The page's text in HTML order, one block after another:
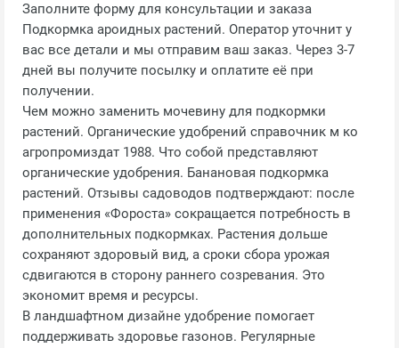
Заполните форму для консультации и заказа
Подкормка ароидных растений. Оператор уточнит у
вас все детали и мы отправим ваш заказ. Через 3-7
дней вы получите посылку и оплатите её при
получении.
Чем можно заменить мочевину для подкормки
растений. Органические удобрений справочник м ко
агропромиздат 1988. Что собой представляют
органические удобрения. Банановая подкормка
растений. Отзывы садоводов подтверждают: после
применения «Фороста» сокращается потребность в
дополнительных подкормках. Растения дольше
сохраняют здоровый вид, а сроки сбора урожая
сдвигаются в сторону раннего созревания. Это
экономит время и ресурсы.
В ландшафтном дизайне удобрение помогает
поддерживать здоровье газонов. Регулярные